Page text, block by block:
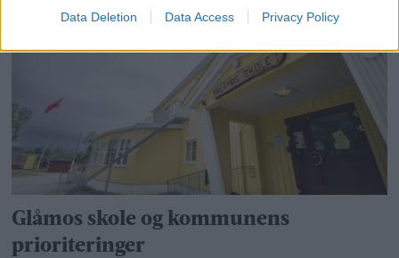
Data Deletion Data Access Privacy Policy
Glåmos skole og kommunens
prioriteringer